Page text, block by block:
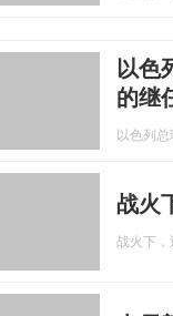
以色
的继
以色列
战火
战火下